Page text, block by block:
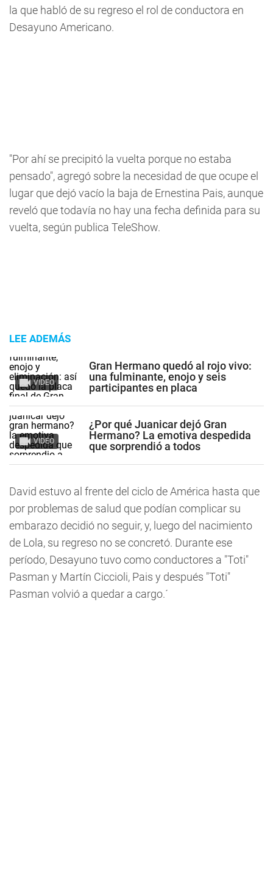
la que habló de su regreso el rol de conductora en
Desayuno Americano.
"Por ahí se precipitó la vuelta porque no estaba
pensado", agregó sobre la necesidad de que ocupe el
lugar que dejó vacío la baja de Ernestina Pais, aunque
reveló que todavía no hay una fecha definida para su
vuelta, según publica TeleShow.
LEE ADEMÁS
VIDEO
Gran Hermano quedó al rojo vivo:
una fulminante, enojo y seis
participantes en placa
VIDEO
¿Por qué Juanicar dejó Gran
Hermano? La emotiva despedida
que sorprendió a todos
David estuvo al frente del ciclo de América hasta que
por problemas de salud que podían complicar su
embarazo decidió no seguir, y, luego del nacimiento
de Lola, su regreso no se concretó. Durante ese
período, Desayuno tuvo como conductores a "Toti"
Pasman y Martín Ciccioli, Pais y después "Toti"
Pasman volvió a quedar a cargo.´